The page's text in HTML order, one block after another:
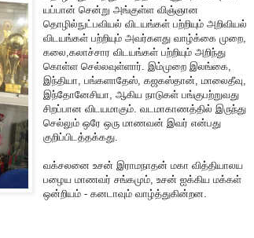
யப்பான் சென்று அங்குள்ள விஞ்ஞான
தொழில்நுட்பவியல் விடயங்கள் பற்றியும் அறிவியல்
விடயங்கள் பற்றியும் அவர்களது வாழ்க்கை முறை,
கலை,கலாச்சார விடயங்கள் பற்றியும் அறிந்து
கொள்ள செல்லவுள்ளார். இம்முறை இலங்கை,
இந்தியா, பங்களாதேஸ், கஜகஸ்தான், மாலைதீவு,
இந்தோனேசியா, ஆகிய நாடுகள் பங்குபற்றுவது
சிறப்பான விடயமாகும். வடமாகாணத்தில் இருந்து
செல்லும் ஒரே ஒரு மாணவன் இவர் என்பது
குறிப்பிடத்தக்கது.
வக்சலனை உசன் இராமநாதன் மகா வித்தியாலய
பழைய மாணவர் சங்கமும், உசன் ஐக்கிய மக்கள்
ஒன்றியம் - கனடாவும் வாழ்த்துகின்றன.